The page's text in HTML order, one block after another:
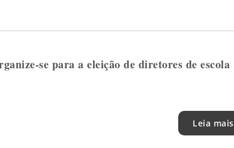
se para a eleição de diretores de escola
Leia mais